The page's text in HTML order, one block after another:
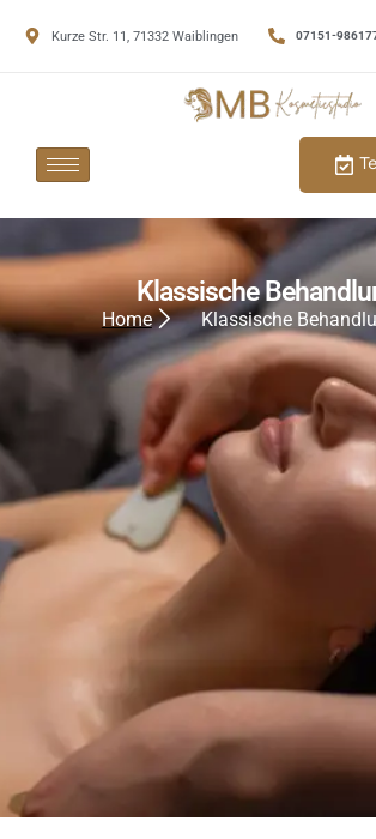
Kurze Str. 11, 71332 Waiblingen 07151-
Klassische
Home Klassische